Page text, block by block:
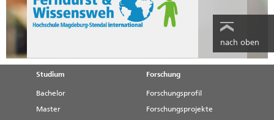
nach oben
Studium
Bachelor
Master
Forschung
Forschungsprofil
Forschungsprojekte